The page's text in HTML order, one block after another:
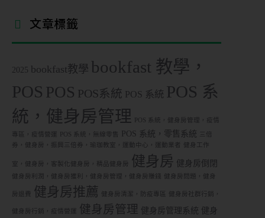
文章標籤
2025 bookfast教學 bookfast 教學，
POS POS POS系統 POS 系統 POS 系
統，健身房管理
POS 系統，健身房管理，疫情
專區，疫情營運 POS 系統，無線零售 POS 系統，零售系統
三倍
券，健身房，振興三倍券，瑜珈教室，運動中心，運動業者
健身工作
室，健身房，客製化健身房，精品健身房 健身房 健身房倒閉
健身房利潤，健身房獲利，健身房管理，健身房賺錢 健身房問題，健身
房退費 健身房推薦 健身房清潔，防疫專區 健身房社群行銷，
健身房行銷，疫情營運 健身房管理 健身房管理系統 健身